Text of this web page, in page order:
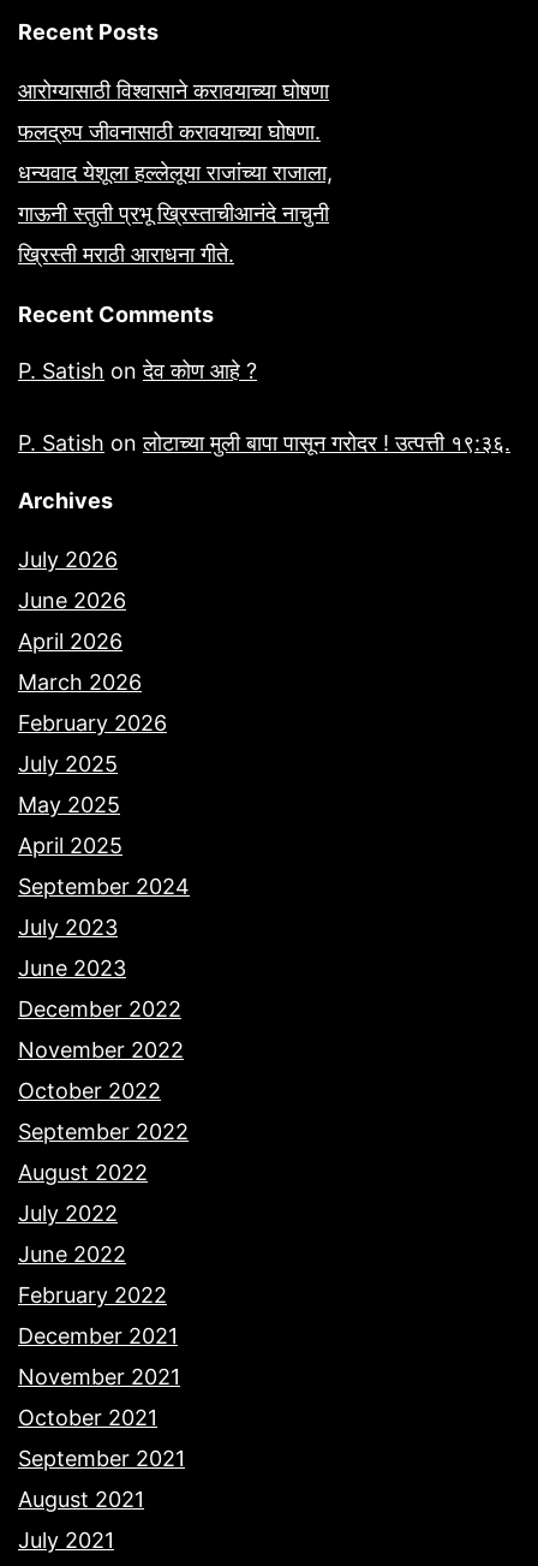
Recent Posts
आरोग्यासाठी विश्वासाने करावयाच्या घोषणा
फलद्रुप जीवनासाठी करावयाच्या घोषणा.
धन्यवाद येशूला हल्लेलूया राजांच्या राजाला,
गाऊनी स्तुती प्रभू ख्रिस्ताचीआनंदे नाचुनी
ख्रिस्ती मराठी आराधना गीते.
Recent Comments
P. Satish onदेव कोण आहे ?
P. Satish onलोटाच्या मुली बापा पासून गरोदर ! उत्पत्ती १९:३६.
Archives
July 2026
June 2026
April 2026
March 2026
February 2026
July 2025
May 2025
April 2025
September 2024
July 2023
June 2023
December 2022
November 2022
October 2022
September 2022
August 2022
July 2022
June 2022
February 2022
December 2021
November 2021
October 2021
September 2021
August 2021
July 2021